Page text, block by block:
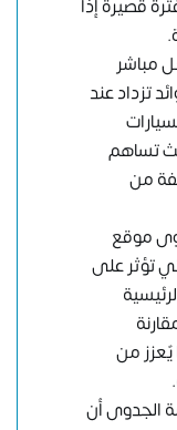
قصيرة إذا
مباشر
تزداد عند
تساهم
من
موقع
تؤثر على
يٌعزز من
الجدوى أن